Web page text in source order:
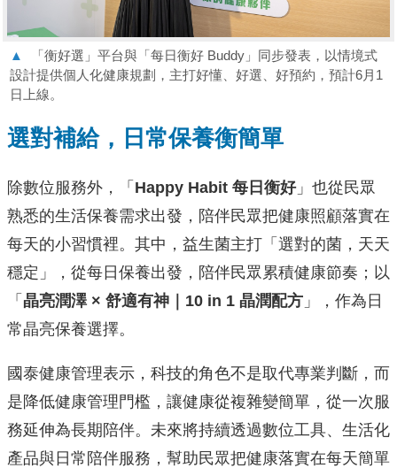
▲
「衡好選」平台與「每日衡好 Buddy」同步發表，以情境式
設計提供個人化健康規劃，主打好懂、好選、好預約，預計6月1
日上線。
選對補給，日常保養衡簡單
除數位服務外，「 Happy Habit 每日衡好」也從民眾
熟悉的生活保養需求出發，陪伴民眾把健康照顧落實在
每天的小習慣裡。其中，益生菌主打「選對的菌，天天
穩定」，從每日保養出發，陪伴民眾累積健康節奏；以
「 晶亮潤澤 × 舒適有神｜10 in 1 晶潤配方 」，作為日
常晶亮保養選擇。
國泰健康管理表示，科技的角色不是取代專業判斷，而
是降低健康管理門檻，讓健康從複雜變簡單，從一次服
務延伸為長期陪伴。未來將持續透過數位工具、生活化
產品與日常陪伴服務，幫助民眾把健康落實在每天簡單